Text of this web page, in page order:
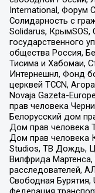
International, Форум
Солидарность с
Solidarus, КрымSOS,
государственного
общества Россия,
Тисима и Хабомаи,
Интернешнл, Фонд
церквей TCCN,
Novaja Gazeta-
прав человека
Белорусский дом
Дом прав человека
Дом прав человека
Studios, ТВ Дождь,
Вилфрида
расследователей,
Свободная Бурятия,